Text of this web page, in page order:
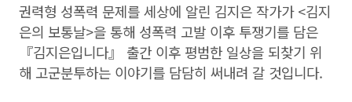
권력형 성폭력 문제를 세상에 알린 김지은 작가가 <김지
은의 보통날>을 통해 성폭력 고발 이후 투쟁기를 담은
『김지은입니다』 출간 이후 평범한 일상을 되찾기 위
해 고군분투하는 이야기를 담담히 써내려 갈 것입니다.